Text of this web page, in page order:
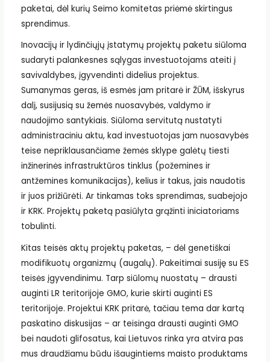
paketai, dėl kurių Seimo komitetas priėmė skirtingus
sprendimus.
Inovacijų ir lydinčiųjų įstatymų projektų paketu siūloma
sudaryti palankesnes sąlygas investuotojams ateiti į
savivaldybes, įgyvendinti didelius projektus.
Sumanymas geras, iš esmės jam pritarė ir ŽŪM, išskyrus
dalį, susijusią su žemės nuosavybės, valdymo ir
naudojimo santykiais. Siūloma servitutą nustatyti
administraciniu aktu, kad investuotojas jam nuosavybės
teise nepriklausančiame žemės sklype galėtų tiesti
inžinerinės infrastruktūros tinklus (požemines ir
antžemines komunikacijas), kelius ir takus, jais naudotis
ir juos prižiūrėti. Ar tinkamas toks sprendimas, suabejojo
ir KRK. Projektų paketą pasiūlyta grąžinti iniciatoriams
tobulinti.
Kitas teisės aktų projektų paketas, – dėl genetiškai
modifikuotų organizmų (augalų). Pakeitimai susiję su ES
teisės įgyvendinimu. Tarp siūlomų nuostatų – drausti
auginti LR teritorijoje GMO, kurie skirti auginti ES
teritorijoje. Projektui KRK pritarė, tačiau tema dar kartą
paskatino diskusijas – ar teisinga drausti auginti GMO
bei naudoti glifosatus, kai Lietuvos rinka yra atvira pas
mus draudžiamu būdu išaugintiems maisto produktams